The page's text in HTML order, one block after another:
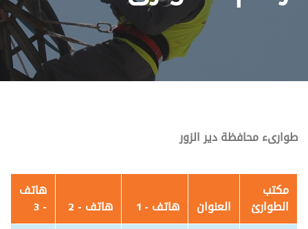
طوارىء محافظة دير الزور
مكتب
الطوارئ العنوان هاتف - 1 هاتف - 2
هاتف
- 3